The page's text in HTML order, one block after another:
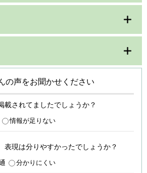
の声をお聞かせください
載されてましたでしょうか？
情報が足りない
表現は分りやすかったでしょうか？
分かりにくい